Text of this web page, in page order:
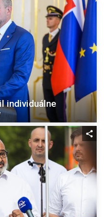
individuálne